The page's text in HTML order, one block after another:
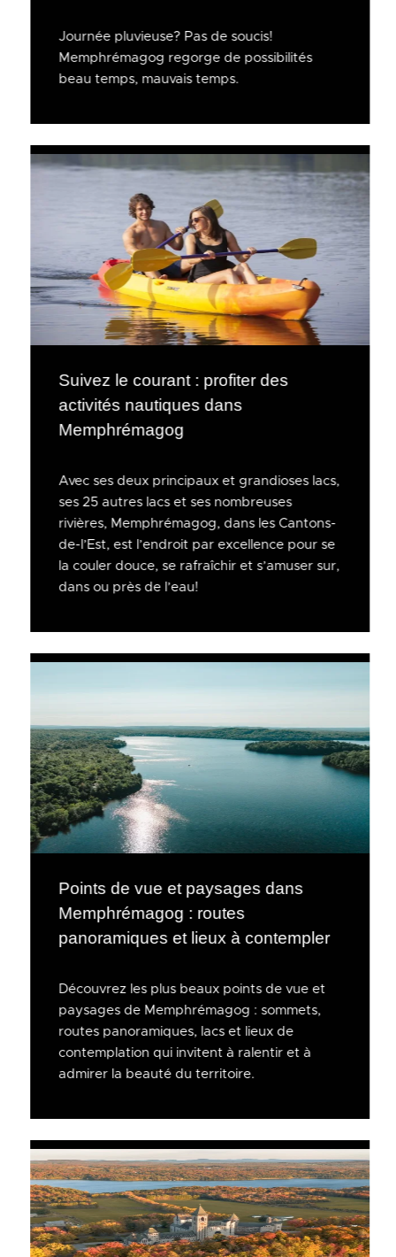
Journée pluvieuse? Pas de soucis!
Memphrémagog regorge de possibilités
beau temps, mauvais temps.
Suivez le courant : profiter des
activités nautiques dans
Memphrémagog
Avec ses deux principaux et grandioses lacs,
ses 25 autres lacs et ses nombreuses
rivières, Memphrémagog, dans les Cantons-
de-l’Est, est l’endroit par excellence pour se
la couler douce, se rafraîchir et s’amuser sur,
dans ou près de l’eau!
Points de vue et paysages dans
Memphrémagog : routes
panoramiques et lieux à contempler
Découvrez les plus beaux points de vue et
paysages de Memphrémagog : sommets,
routes panoramiques, lacs et lieux de
contemplation qui invitent à ralentir et à
admirer la beauté du territoire.